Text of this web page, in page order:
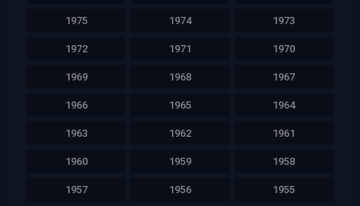
1975 1974 1973
1972 1971 1970
1969 1968 1967
1966 1965 1964
1963 1962 1961
1960 1959 1958
1957 1956 1955